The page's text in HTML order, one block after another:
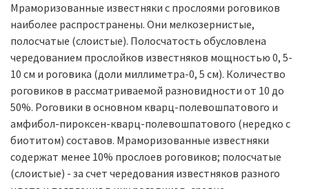
Мраморизованные известняки с прослоями роговиков
наиболее распространены. Они мелкозернистые,
полосчатые (слоистые). Полосчатость обусловлена
чередованием прослойков известняков мощностью 0, 5-
10 см и роговика (доли миллиметра-0, 5 см). Количество
роговиков в рассматриваемой разновидности от 10 до
50%. Роговики в основном кварц-полевошпатового и
амфибол-пироксен-кварц-полевошпатового (нередко с
биотитом) составов. Мраморизованные известняки
содержат менее 10% прослоев роговиков; полосчатые
(слоистые) - за счет чередования известняков разного